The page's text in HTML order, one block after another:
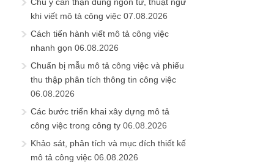
khi viết mô tả công việc 07.08.2026
Cách tiến hành viết mô tả công việc
nhanh gọn 06.08.2026
Chuẩn bị mẫu mô tả công việc và phiếu
thu thập phân tích thông tin công việc
06.08.2026
Các bước triển khai xây dựng mô tả
công việc trong công ty 06.08.2026
Khảo sát, phân tích và mục đích thiết kế
mô tả công việc 06.08.2026